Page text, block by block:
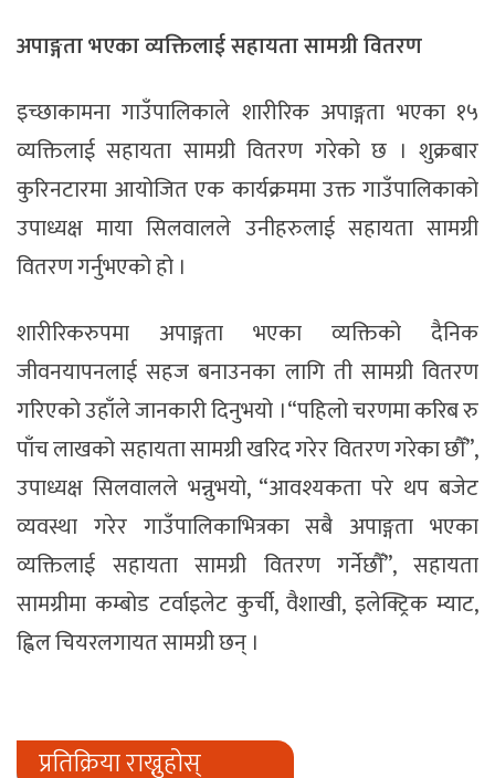
अपाङ्गता भएका व्यक्तिलाई सहायता सामग्री वितरण
इच्छाकामना गाउँपालिकाले शारीरिक अपाङ्गता भएका १५
व्यक्तिलाई सहायता सामग्री वितरण गरेको छ । शुक्रबार
कुरिनटारमा आयोजित एक कार्यक्रममा उक्त गाउँपालिकाको
उपाध्यक्ष माया सिलवालले उनीहरुलाई सहायता सामग्री
वितरण गर्नुभएको हो ।
शारीरिकरुपमा अपाङ्गता भएका व्यक्तिको दैनिक
जीवनयापनलाई सहज बनाउनका लागि ती सामग्री वितरण
गरिएको उहाँले जानकारी दिनुभयो ।“पहिलो चरणमा करिब रु
पाँच लाखको सहायता सामग्री खरिद गरेर वितरण गरेका छौँ”,
उपाध्यक्ष सिलवालले भन्नुभयो, “आवश्यकता परे थप बजेट
व्यवस्था गरेर गाउँपालिकाभित्रका सबै अपाङ्गता भएका
व्यक्तिलाई सहायता सामग्री वितरण गर्नेछौँ”, सहायता
सामग्रीमा कम्बोड टर्वाइलेट कुर्ची, वैशाखी, इलेक्ट्रिक म्याट,
ह्विल चियरलगायत सामग्री छन् ।
प्रतिक्रिया राख्नुहोस्